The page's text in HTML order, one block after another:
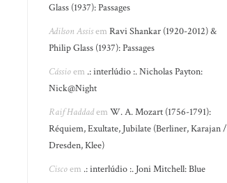
Glass (1937): Passages
Adilson AssisemRavi Shankar (1920-2012) &
Philip Glass (1937): Passages
Cássioem .: interlúdio :. Nicholas Payton:
Nick@Night
Raif HaddademW. A. Mozart (1756-1791):
Réquiem, Exultate, Jubilate (Berliner, Karajan /
Dresden, Klee)
Ciscoem .: interlúdio :. Joni Mitchell: Blue